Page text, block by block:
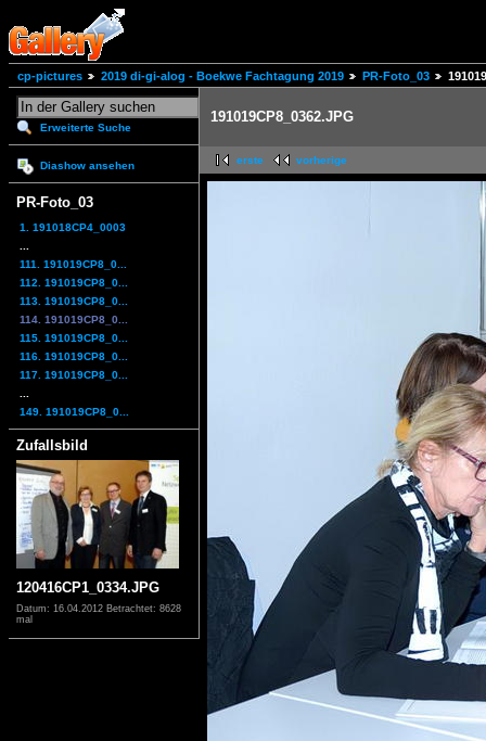
cp-pictures 2019 di-gi-alog - Boekwe Fachtagung 2019 PR-Foto_03
Erweiterte Suche
Diashow ansehen
PR-Foto_03
1. 191018CP4_0003
111. 191019CP8_0...
112. 191019CP8_0...
113. 191019CP8_0...
114. 191019CP8_0...
115. 191019CP8_0...
116. 191019CP8_0...
117. 191019CP8_0...
149. 191019CP8_0...
Zufallsbild
120416CP1_0334.JPG
Datum: 16.04.2012 Betrachtet: 8628
mal
191019CP8_0362.JPG
erste vorherige